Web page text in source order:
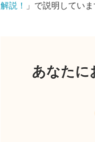
解説！
」で説明してい
あなたに